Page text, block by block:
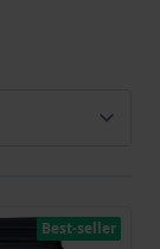
Best-seller